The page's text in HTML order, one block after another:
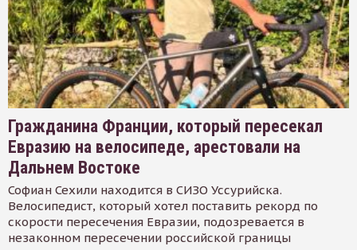
Гражданина Франции, который пересекал
Евразию на велосипеде, арестовали на
Дальнем Востоке
Софиан Сехили находится в СИЗО Уссурийска.
Велосипедист, который хотел поставить рекорд по
скорости пересечения Евразии, подозревается в
незаконном пересечении российской границы